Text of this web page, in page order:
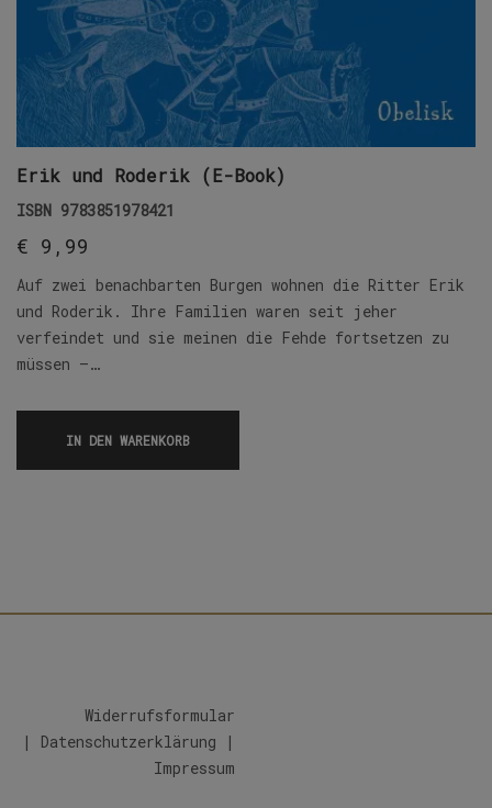
Erik und Roderik (E-Book)
ISBN 9783851978421
€ 9,99
Auf zwei benachbarten Burgen wohnen die Ritter Erik
und Roderik. Ihre Familien waren seit jeher
verfeindet und sie meinen die Fehde fortsetzen zu
müssen –…
IN DEN WARENKORB
Widerrufsformular
| Datenschutzerklärung |
Impressum